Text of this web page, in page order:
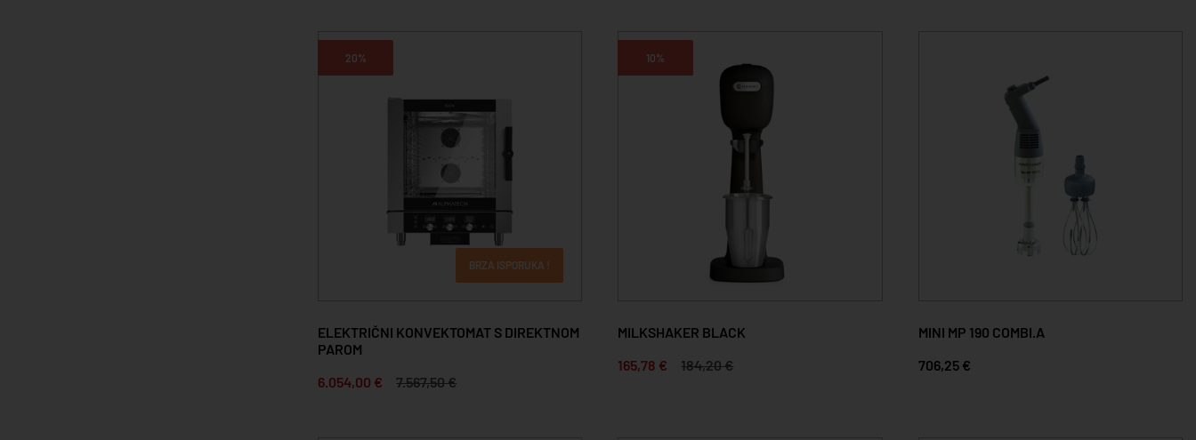
20%
BRZA ISPORUKA !
ELEKTRIČNI KONVEKTOMAT S DIREKTNOM
PAROM
6.054,00 €
7.567,50 €
10%
MILKSHAKER BLACK
165,78 €
184,20 €
MINI MP 190 COMBI.A
706,25 €